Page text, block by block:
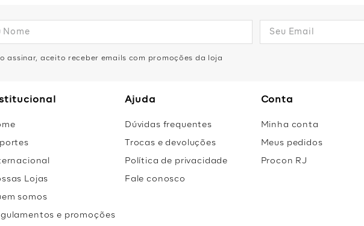
assinar, aceito receber emails com promoções da loja
Lojas
somos
e promoções
Ajuda
Dúvidas frequentes
Trocas e devoluções
Política de privacidade
Fale conosco
Conta
Minha conta
Meus pedidos
Procon RJ